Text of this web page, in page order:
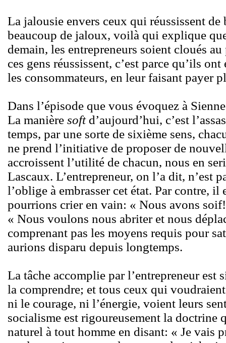
La jalousie envers ceux qui réussissent
beaucoup de jaloux, voilà qui explique
demain, les entrepreneurs soient cloués
ces gens réussissent, c’est parce qu’ils
les consommateurs, en leur faisant payer
Dans l’épisode que vous évoquez à
La manière softd’aujourd’hui, c’est
temps, par une sorte de sixième sens,
ne prend l’initiative de proposer de
accroissent l’utilité de chacun, nous en
Lascaux. L’entrepreneur, on l’a dit, n’est
l’oblige à embrasser cet état. Par contre, il
pourrions crier en vain: « Nous avons
« Nous voulons nous abriter et nous
comprenant pas les moyens requis pour
aurions disparu depuis longtemps.
La tâche accomplie par l’entrepreneur est
la comprendre; et tous ceux qui
ni le courage, ni l’énergie, voient leurs
socialisme est rigoureusement la doctrine
naturel à tout homme en disant: « Je vais